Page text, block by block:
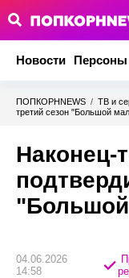
Новости Персоны
ПОПКОРНNEWS / ТВ и
третий сезон "Большой
Наконец-
04.06.2026
14:58